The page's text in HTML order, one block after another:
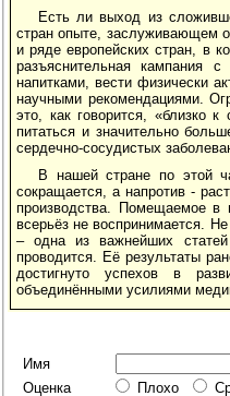
Есть ли выход из
стран опыте, заслуживающем
и ряде европейских стран, в
разъяснительная кампания
напитками, вести физически
научными рекомендациями.
это, как говорится, «близко
питаться и значительно
сердечно-сосудистых
В нашей стране по этой
сокращается, а напротив -
производства. Помещаемое в
всерьёз не воспринимается.
– одна из важнейших
проводится. Её результаты
достигнуто успехов в
объединёнными усилиями
Имя
Оценка
Плохо